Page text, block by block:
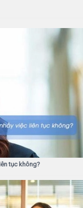
tục không?